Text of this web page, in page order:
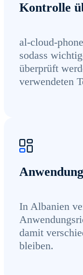
Kontrolle
al-cloud-
sodass
überprüft
verwendeten
In Albanien
damit
bleiben.